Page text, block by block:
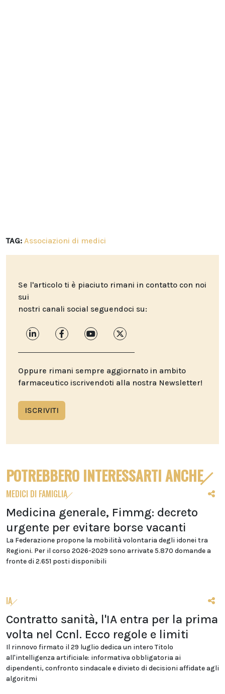
TAG: Associazioni di medici
Se l'articolo ti è piaciuto rimani in contatto con noi
sui
nostri canali social seguendoci su:
Oppure rimani sempre aggiornato in ambito
farmaceutico iscrivendoti alla nostra Newsletter!
ISCRIVITI
POTREBBERO INTERESSARTI ANCHE
MEDICI DI FAMIGLIA
Medicina generale, Fimmg: decreto
urgente per evitare borse vacanti
La Federazione propone la mobilità volontaria degli idonei tra
Regioni. Per il corso 2026-2029 sono arrivate 5.870 domande a
fronte di 2.651 posti disponibili
IA
Contratto sanità, l'IA entra per la prima
volta nel Ccnl. Ecco regole e limiti
Il rinnovo firmato il 29 luglio dedica un intero Titolo
all'intelligenza artificiale: informativa obbligatoria ai
dipendenti, confronto sindacale e divieto di decisioni affidate agli
algoritmi